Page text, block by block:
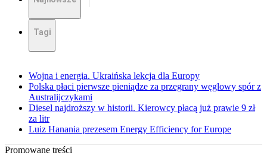
Tagi
Wojna i energia. Ukraińska lekcja dla Europy
Polska płaci pierwsze pieniądze za przegrany węglowy spór z
Australijczykami
Diesel najdroższy w historii. Kierowcy płacą już prawie 9 zł
za litr
Luiz Hanania prezesem Energy Efficiency for Europe
Promowane treści